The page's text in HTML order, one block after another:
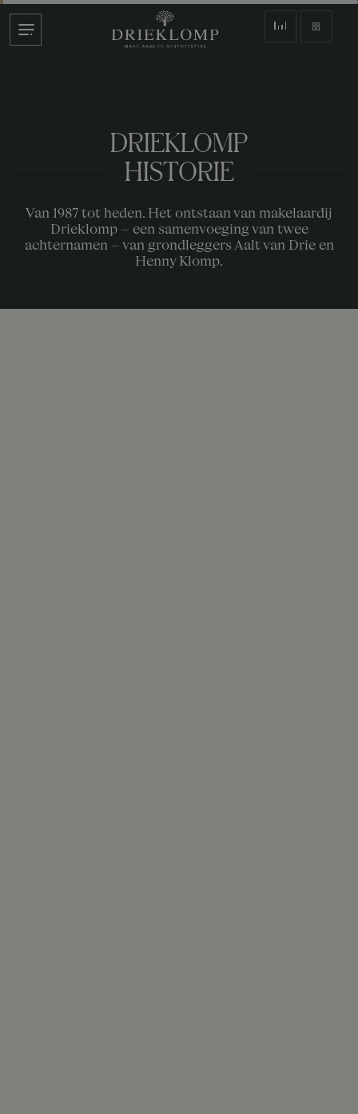
DRIEKLOMP
HISTORIE
Van 1987 tot heden. Het ontstaan van makelaardij
Drieklomp – een samenvoeging van twee
achternamen – van grondleggers Aalt van Drie en
Henny Klomp.